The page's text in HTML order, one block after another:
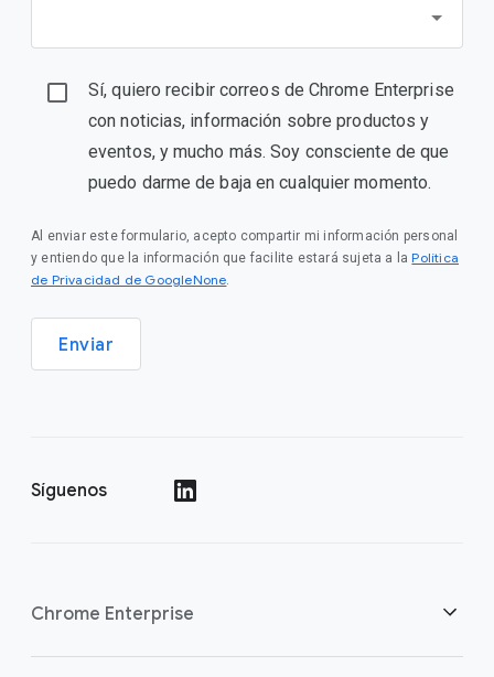
Sí, quiero recibir correos de Chrome Enterprise
con noticias, información sobre productos y
eventos, y mucho más. Soy consciente de que
puedo darme de baja en cualquier momento.
Al enviar este formulario, acepto compartir mi información personal
y entiendo que la información que facilite estará sujeta a la Política
de Privacidad de GoogleNone.
Enviar
Síguenos
Chrome Enterprise